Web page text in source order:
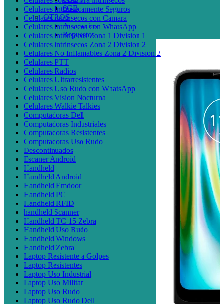
6GB
OTROS
Accesorios
Repuestos
Celulares Intrinsecamente Seguros
Celulares intrínsecos con Cámara
Celulares intrínsecos con WhatsApp
Celulares intrinsecos Zona 1 Division 1
Celulares intrinsecos Zona 2 Division 2
Celulares No Inflamables Zona 2 Division 2
Celulares PTT
Celulares Radios
Celulares Ultrarresistentes
Celulares Uso Rudo con WhatsApp
Celulares Vision Nocturna
Celulares Walkie Talkies
Computadoras Dell
Computadoras Industriales
Computadoras Resistentes
Computadoras Uso Rudo
Descontinuados
Escaner Android
Handheld
Handheld Android
Handheld Emdoor
Handheld PC
Handheld RFID
handheld Scanner
Handheld TC 15 Zebra
Handheld Uso Rudo
Handheld Windows
Handheld Zebra
Laptop Resistente a Golpes
Laptop Resistentes
Laptop Uso Industrial
Laptop Uso Militar
Laptop Uso Rudo
Laptop Uso Rudo Dell